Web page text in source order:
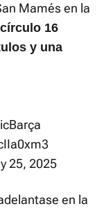
Mamés en la
16
y una
25, 2025
en la